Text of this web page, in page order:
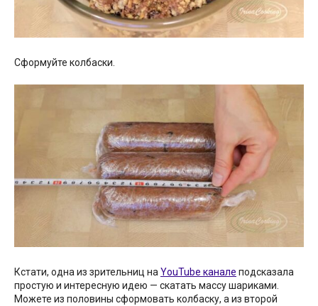
Сформуйте колбаски.
Кстати, одна из зрительниц наYouTube канале подсказала
простую и интересную идею — скатать массу шариками.
Можете из половины сформовать колбаску, а из второй